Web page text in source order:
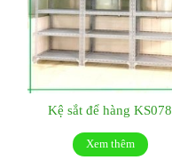
Kệ sắt để hàng KS078
Xem thêm